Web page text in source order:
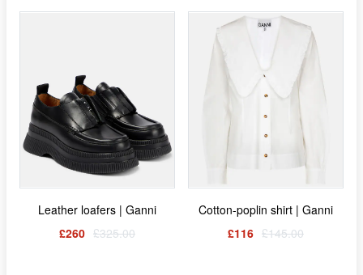
Leather loafers | Ganni
£260 £325.00
Cotton-poplin shirt | Ganni
£116 £145.00